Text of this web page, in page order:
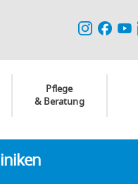
Pflege
& Beratung